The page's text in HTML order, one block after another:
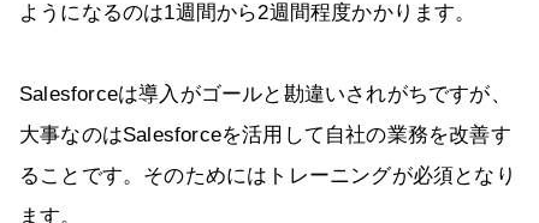
ようになるのは1週間から2週間程度かかります。
Salesforceは導入がゴールと勘違いされがちですが、
大事なのはSalesforceを活用して自社の業務を改善す
ることです。そのためにはトレーニングが必須となり
ます。